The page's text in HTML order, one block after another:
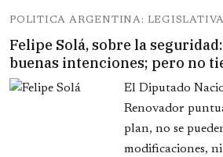
POLITICA ARGENTINA:
Felipe Solá, sobre la
buenas intenciones; pero no
El Diputado
Renovador
plan, no se
modificaciones,